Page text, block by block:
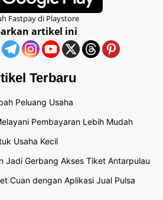
Fastpay di Playstore
artikel ini
Terbaru
Peluang Usaha
Pembayaran Lebih Mudah
Usaha Kecil
Jadi Gerbang Akses Tiket Antarpulau
Cuan dengan Aplikasi Jual Pulsa